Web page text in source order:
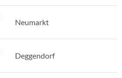
Neumarkt
Deggendorf